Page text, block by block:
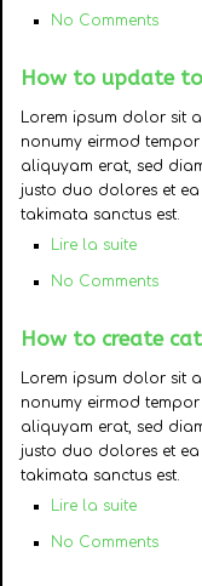
No Comments
How to update
Lorem ipsum dolor sit
nonumy eirmod
aliquyam erat, sed
justo duo dolores et
takimata sanctus est.
Lire la suite
No Comments
How to create
Lorem ipsum dolor sit
nonumy eirmod
aliquyam erat, sed
justo duo dolores et
takimata sanctus est.
Lire la suite
No Comments